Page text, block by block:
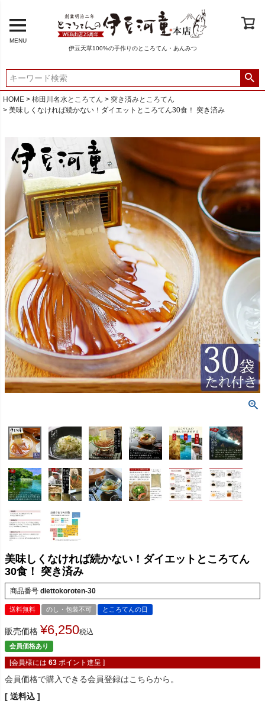
MENU
伊豆天草100%の手作りのところてん・あんみつ
HOME 柿田川名水ところてん
突き済みところてん
美味しくなければ続かない！ダイエットところてん30食！ 突き済み
美味しくなければ続かない！ダイエットところてん
30食！ 突き済み
商品番号 diettokoroten-30
送料無料 のし・包装不可 ところてんの日
販売価格 ¥6,250税込
会員価格あり
[会員様には 63 ポイント進呈 ]
会員価格で購入できる会員登録はこちらから。
送料込